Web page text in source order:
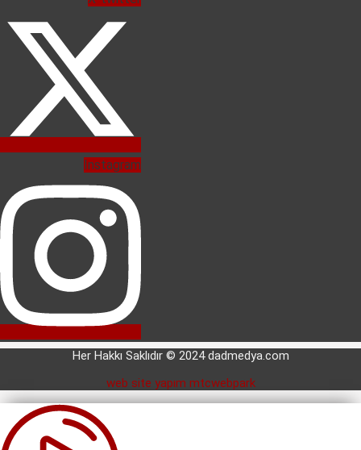
Instagram
Her Hakkı Saklıdır © 2024 dadmedya.com
web site yapım mtcwebpark